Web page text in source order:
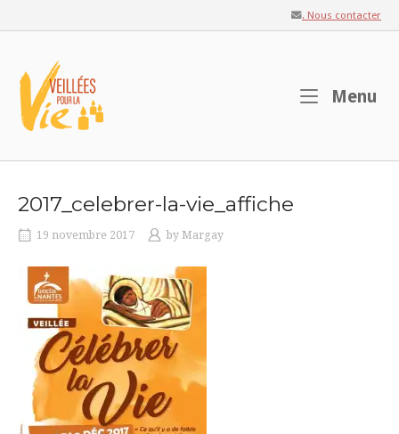
to
. Nous contacter
Menu
2017_celebrer-la-vie_affiche
19 novembre 2017 by Margay